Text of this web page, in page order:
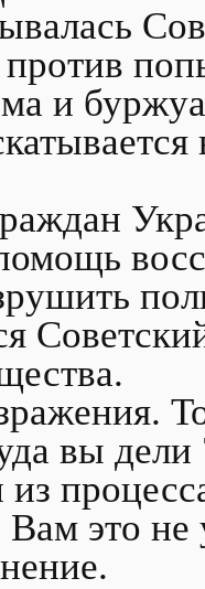
и
вы дели
это не